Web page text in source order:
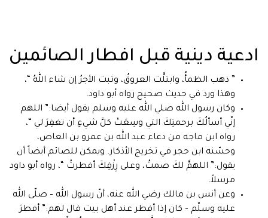
ادعية دينية قبل افطار الصائمين
” ذهب الظمأُ، وابتلَّت العروقُ، وثبت الأجرُ إن شاء اللهُ “،
وهذا ورد في حديث صحيح رواه أبو داود.
وكان رسول الله صلي الله عليه وسلم يقول أيضا:” اللهم
إنّي أسألُكَ برحمتِكَ التي وسِعَتْ كلَّ شيءٍ أن تغفِرَ لي “،
رواه ابن ماجه من دعاء عبد الله بن عمرو بن العاص،
وحسّنه ابن حجر في تخريج الأذكار. ويمكن للصائم أيضاً أن
يقول:” اللهمَّ لكَ صمتُ، وعلى رِزْقِكَ أفطرتُ “، رواه أبو داود
مرسلاً.
وعن أنس بن مالك رضي الله عنه، أنّ رسول الله – صلّى الله
عليه وسلّم – كان إذا أفطر عند أهل بيت قال لهم:” أفطرَ